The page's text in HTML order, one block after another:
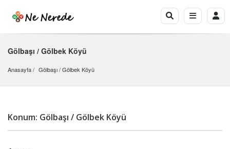
Gölbaşı / Gölbek Köyü
Anasayfa Gölbaşı / Gölbek Köyü
Konum: Gölbaşı / Gölbek Köyü